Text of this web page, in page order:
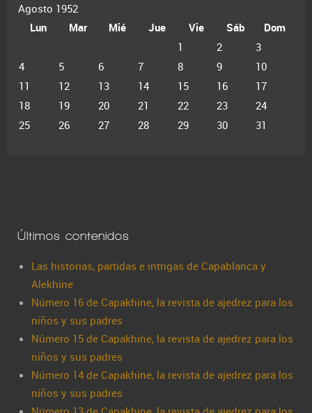
Agosto 1952
Lun
Mar Mié Jue Vie Sáb
Dom
1
2
3
4
5 6 7 8 9
10
11
12 13 14 15 16
17
18
19 20 21 22 23
24
25
26 27 28 29 30 31
Últimos contenidos
Las historias, partidas e intrigas de Capablanca y
Alekhine
Número 16 de Capakhine, la revista de ajedrez para los
niños y sus padres
Número 15 de Capakhine, la revista de ajedrez para los
niños y sus padres
Número 14 de Capakhine, la revista de ajedrez para los
niños y sus padres